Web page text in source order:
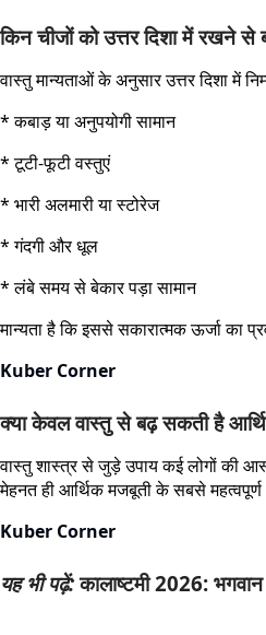
किन चीजों को उत्तर दिशा में रखने से
वास्तु मान्यताओं के अनुसार उत्तर दिशा में
* कबाड़ या अनुपयोगी सामान
* टूटी-फूटी वस्तुएं
* भारी अलमारी या स्टोरेज
* गंदगी और धूल
* लंबे समय से बेकार पड़ा सामान
मान्यता है कि इससे सकारात्मक ऊर्जा का
Kuber Corner
क्या केवल वास्तु से बढ़ सकती है
वास्तु शास्त्र से जुड़े उपाय कई लोगों की
मेहनत ही आर्थिक मजबूती के सबसे महत्वपूर्ण
Kuber Corner
यह भी पढ़ें:कालाष्टमी 2026: